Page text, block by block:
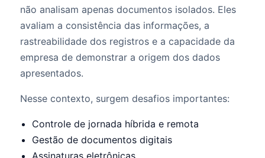
não analisam apenas documentos isolados. Eles
avaliam a consistência das informações, a
rastreabilidade dos registros e a capacidade da
empresa de demonstrar a origem dos dados
apresentados.
Nesse contexto, surgem desafios importantes:
Controle de jornada híbrida e remota
Gestão de documentos digitais
Assinaturas eletrônicas